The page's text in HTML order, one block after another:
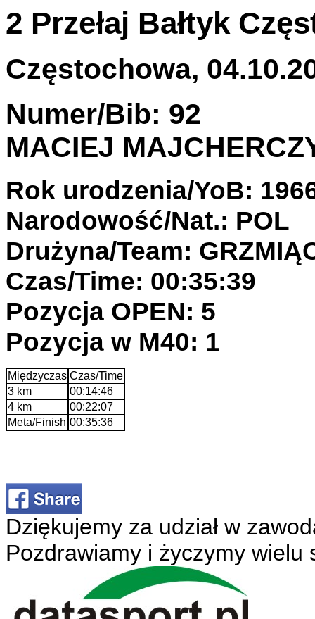
2 Przełaj Bałtyk
Częstochowa,
Numer/Bib: 92
MACIEJ
Rok urodzenia/YoB:
Narodowość/Nat.: POL
Drużyna/Team:
Czas/Time: 00:35:39
Pozycja OPEN: 5
Pozycja w M40: 1
Międzyczas Czas/Time
3 km
00:14:46
4 km
00:22:07
Meta/Finish 00:35:36
Dziękujemy za udział w
Pozdrawiamy i życzymy wielu